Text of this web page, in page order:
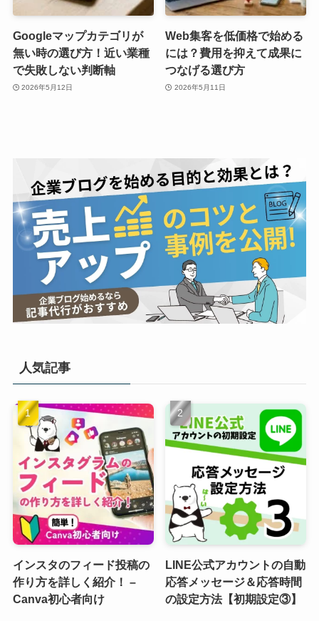
Googleマップカテゴリが
無い時の選び方！近い業種
で失敗しない判断軸
2026年5月12日
Web集客を低価格で始める
には？費用を抑えて成果に
つなげる選び方
2026年5月11日
人気記事
インスタのフィード投稿の
作り方を詳しく紹介！ –
Canva初心者向け
LINE公式アカウントの自動
応答メッセージ＆応答時間
の設定方法【初期設定③】